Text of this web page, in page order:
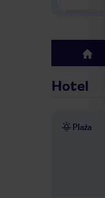
top
Hotel
Plaża